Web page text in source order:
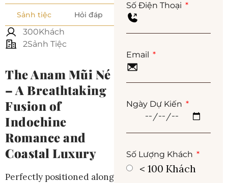
Sảnh tiệc Hỏi đáp
300Khách
2Sảnh Tiệc
The Anam Mũi Né
– A Breathtaking
Fusion of
Indochine
Romance and
Coastal Luxury
Perfectly positioned along
Số Điện Thoại
Email
Ngày Dự Kiến
Số Lượng Khách
< 100 Khách